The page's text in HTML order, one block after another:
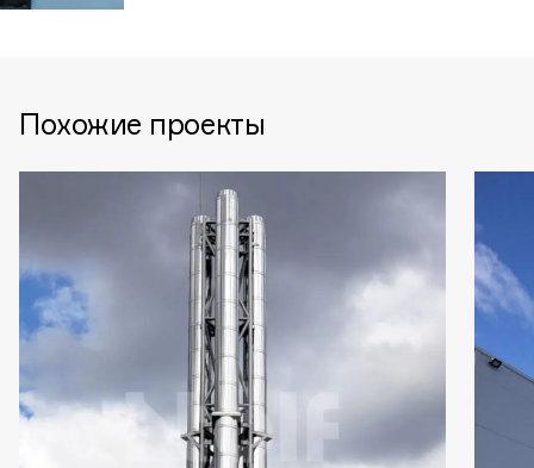
Похожие проекты